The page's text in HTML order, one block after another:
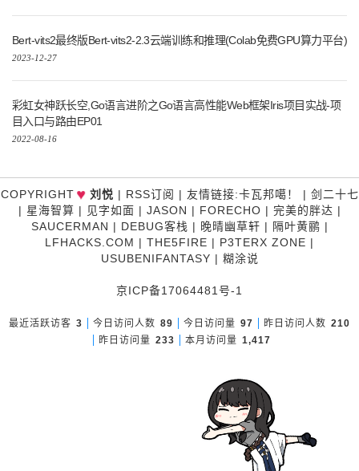
Bert-vits2最终版Bert-vits2-2.3云端训练和推理(Colab免费GPU算力平台)
2023-12-27
彩虹女神跃长空,Go语言进阶之Go语言高性能Web框架Iris项目实战-项
目入口与路由EP01
2022-08-16
COPYRIGHT♥ 刘悦 | RSS订阅 | 友情链接:卡瓦邦噶！ | 剑二十七
| 星海智算 | 见字如面 | JASON | FORECHO | 完美的胖达 |
SAUCERMAN | DEBUG客栈 | 晚晴幽草轩 | 隔叶黄鹂 |
LFHACKS.COM | THE5FIRE | P3TERX ZONE |
USUBENIFANTASY | 糊涂说
京ICP备17064481号-1
最近活跃访客 3 今日访问人数 89 今日访问量 97 昨日访问人数 210
昨日访问量 233 本月访问量 1,417